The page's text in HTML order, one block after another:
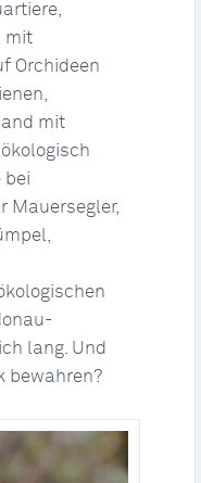
mit
Orchideen
mit
bei
Mauersegler,
lang. Und
bewahren?